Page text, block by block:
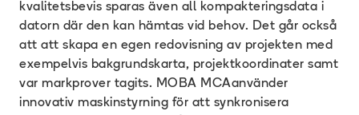
kvalitetsbevis sparas även all kompakteringsdata i
datorn där den kan hämtas vid behov. Det går också
att att skapa en egen redovisning av projekten med
exempelvis bakgrundskarta, projektkoordinater samt
var markprover tagits. MOBA MCAanvänder
innovativ maskinstyrning för att synkronisera